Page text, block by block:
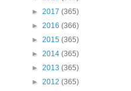
► 2017 (365)
► 2016 (366)
► 2015 (365)
► 2014 (365)
► 2013 (365)
► 2012 (365)